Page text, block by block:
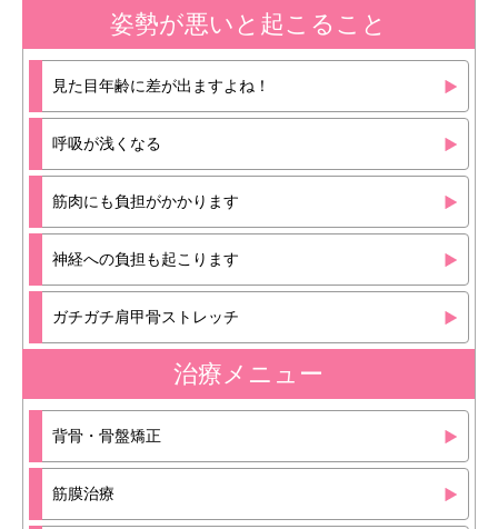
姿勢が悪いと起こること
見た目年齢に差が出ますよね！
呼吸が浅くなる
筋肉にも負担がかかります
神経への負担も起こります
ガチガチ肩甲骨ストレッチ
治療メニュー
背骨・骨盤矯正
筋膜治療